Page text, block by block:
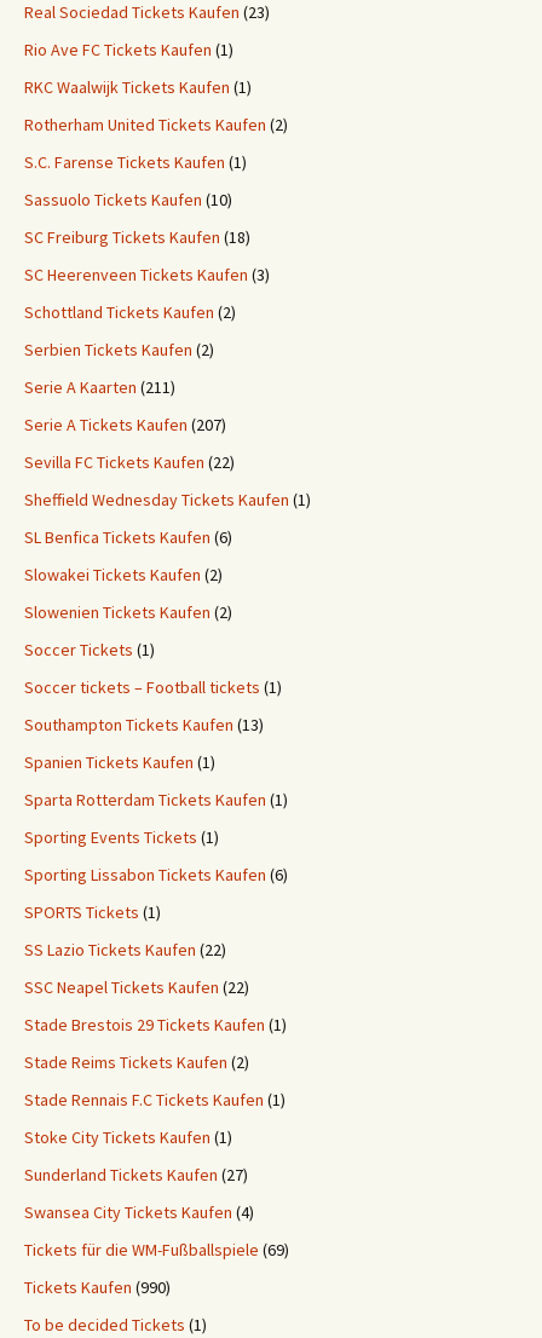
Real Sociedad Tickets Kaufen (23)
Rio Ave FC Tickets Kaufen (1)
RKC Waalwijk Tickets Kaufen (1)
Rotherham United Tickets Kaufen (2)
S.C. Farense Tickets Kaufen (1)
Sassuolo Tickets Kaufen (10)
SC Freiburg Tickets Kaufen (18)
SC Heerenveen Tickets Kaufen (3)
Schottland Tickets Kaufen (2)
Serbien Tickets Kaufen (2)
Serie A Kaarten (211)
Serie A Tickets Kaufen (207)
Sevilla FC Tickets Kaufen (22)
Sheffield Wednesday Tickets Kaufen (1)
SL Benfica Tickets Kaufen (6)
Slowakei Tickets Kaufen (2)
Slowenien Tickets Kaufen (2)
Soccer Tickets (1)
Soccer tickets – Football tickets (1)
Southampton Tickets Kaufen (13)
Spanien Tickets Kaufen (1)
Sparta Rotterdam Tickets Kaufen (1)
Sporting Events Tickets (1)
Sporting Lissabon Tickets Kaufen (6)
SPORTS Tickets (1)
SS Lazio Tickets Kaufen (22)
SSC Neapel Tickets Kaufen (22)
Stade Brestois 29 Tickets Kaufen (1)
Stade Reims Tickets Kaufen (2)
Stade Rennais F.C Tickets Kaufen (1)
Stoke City Tickets Kaufen (1)
Sunderland Tickets Kaufen (27)
Swansea City Tickets Kaufen (4)
Tickets für die WM-Fußballspiele (69)
Tickets Kaufen (990)
To be decided Tickets (1)